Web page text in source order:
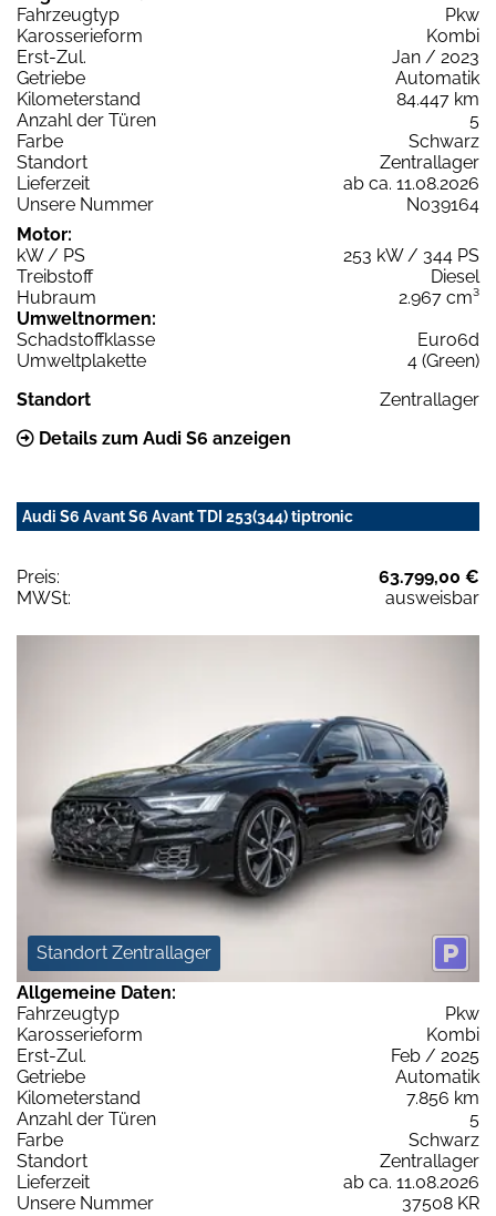
Fahrzeugtyp
Pkw
Karosserieform
Kombi
Erst-Zul.
Jan / 2023
Getriebe
Automatik
Kilometerstand
84.447 km
Anzahl der Türen
5
Farbe
Schwarz
Standort
Zentrallager
Lieferzeit
ab ca. 11.08.2026
Unsere Nummer
N039164
Motor:
kW / PS
253 kW / 344 PS
Treibstoff
Diesel
Hubraum
2.967 cm³
Umweltnormen:
Schadstoffklasse
Euro6d
Umweltplakette
4 (Green)
Standort
Zentrallager
Details zum Audi S6 anzeigen
Audi S6 Avant S6 Avant TDI 253(344) tiptronic
Preis:
63.799,00 €
MWSt:
ausweisbar
Standort Zentrallager
Allgemeine Daten:
Fahrzeugtyp
Pkw
Karosserieform
Kombi
Erst-Zul.
Feb / 2025
Getriebe
Automatik
Kilometerstand
7.856 km
Anzahl der Türen
5
Farbe
Schwarz
Standort
Zentrallager
Lieferzeit
ab ca. 11.08.2026
Unsere Nummer
37508 KR